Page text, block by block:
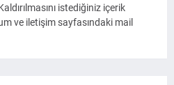
istediğiniz içerik
ve iletişim sayfasındaki mail